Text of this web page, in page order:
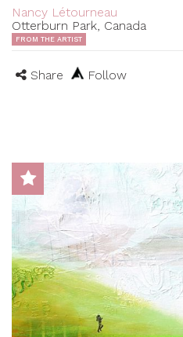
Nancy Létourneau
Otterburn Park, Canada
FROM THE ARTIST
Share Follow